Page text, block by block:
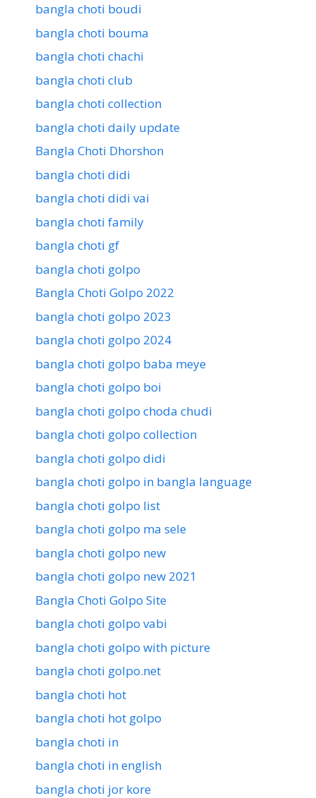
bangla choti boudi
bangla choti bouma
bangla choti chachi
bangla choti club
bangla choti collection
bangla choti daily update
Bangla Choti Dhorshon
bangla choti didi
bangla choti didi vai
bangla choti family
bangla choti gf
bangla choti golpo
Bangla Choti Golpo 2022
bangla choti golpo 2023
bangla choti golpo 2024
bangla choti golpo baba meye
bangla choti golpo boi
bangla choti golpo choda chudi
bangla choti golpo collection
bangla choti golpo didi
bangla choti golpo in bangla language
bangla choti golpo list
bangla choti golpo ma sele
bangla choti golpo new
bangla choti golpo new 2021
Bangla Choti Golpo Site
bangla choti golpo vabi
bangla choti golpo with picture
bangla choti golpo.net
bangla choti hot
bangla choti hot golpo
bangla choti in
bangla choti in english
bangla choti jor kore